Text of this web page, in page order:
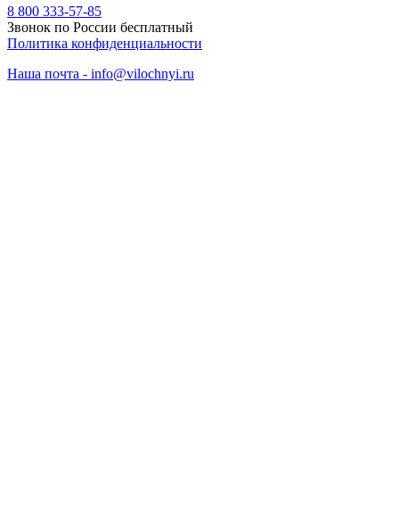
8 800 333-57-85
Звонок по России бесплатный
Политика конфиденциальности
Наша почта - info@vilochnyi.ru